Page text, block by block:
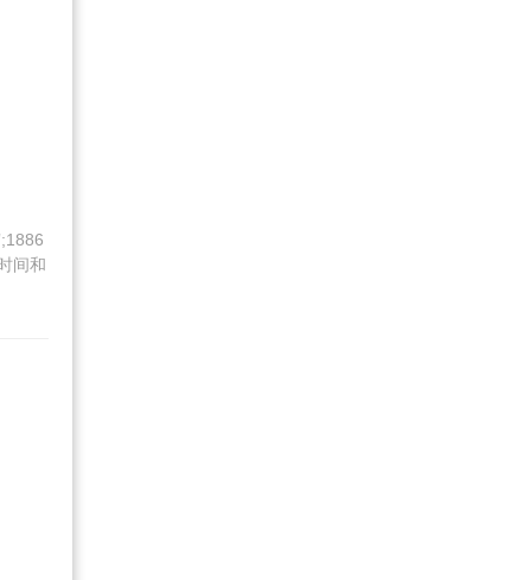
间和